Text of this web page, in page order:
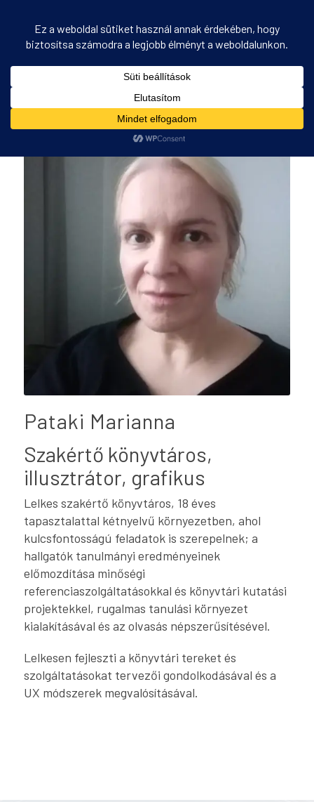
Pataki Marianna
Szakértő könyvtáros,
illusztrátor, grafikus
Lelkes szakértő könyvtáros, 18 éves
tapasztalattal kétnyelvű környezetben, ahol
kulcsfontosságú feladatok is szerepelnek; a
hallgatók tanulmányi eredményeinek
előmozdítása minőségi
referenciaszolgáltatásokkal és könyvtári kutatási
projektekkel, rugalmas tanulási környezet
kialakításával és az olvasás népszerűsítésével.
Lelkesen fejleszti a könyvtári tereket és
szolgáltatásokat tervezői gondolkodásával és a
UX módszerek megvalósításával.